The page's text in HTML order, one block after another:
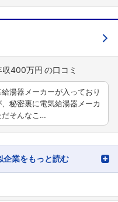
収400万円
湯器メーカーが入っており
秘密裏に電気給湯器メーカ
だそんなこ…
企業をもっと読む